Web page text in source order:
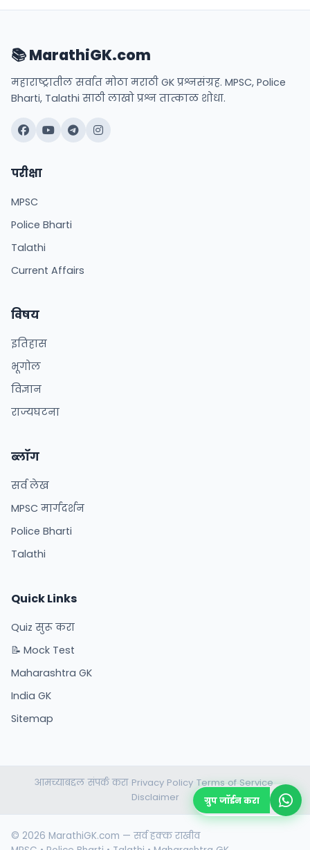
📚 MarathiGK.com
महाराष्ट्रातील सर्वात मोठा मराठी GK प्रश्नसंग्रह. MPSC, Police
Bharti, Talathi साठी लाखो प्रश्न तात्काळ शोधा.
परीक्षा
MPSC
Police Bharti
Talathi
Current Affairs
विषय
इतिहास
भूगोल
विज्ञान
राज्यघटना
ब्लॉग
सर्व लेख
MPSC मार्गदर्शन
Police Bharti
Talathi
Quick Links
Quiz सुरू करा
📝 Mock Test
Maharashtra GK
India GK
Sitemap
आमच्याबद्दल•संपर्क करा• Privacy Policy• Terms of Service•
Disclaimer
© 2026 MarathiGK.com — सर्व हक्क राखीव
ग्रुप जॉईन करा